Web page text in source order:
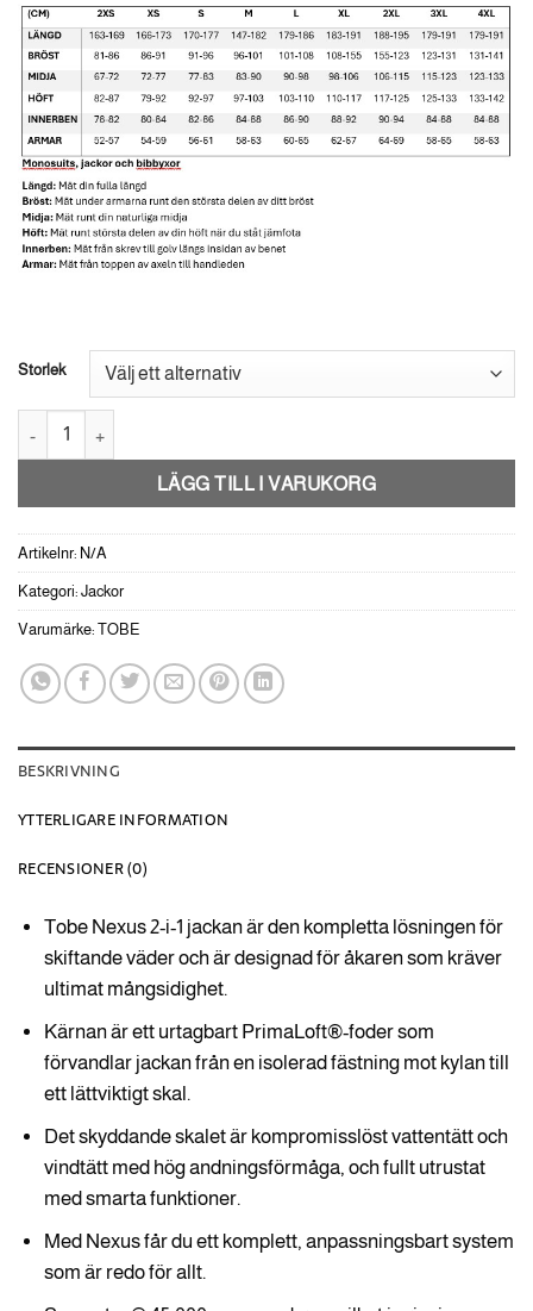
Storlek
Tobe Nexus 2-i-1 Jacka -Jet Black mängd
LÄGG TILL I VARUKORG
Artikelnr: N/A
Kategori: Jackor
Varumärke: TOBE
BESKRIVNING
YTTERLIGARE INFORMATION
RECENSIONER (0)
Tobe Nexus 2-i-1 jackan är den kompletta lösningen för
skiftande väder och är designad för åkaren som kräver
ultimat mångsidighet.
Kärnan är ett urtagbart PrimaLoft®-foder som
förvandlar jackan från en isolerad fästning mot kylan till
ett lättviktigt skal.
Det skyddande skalet är kompromisslöst vattentätt och
vindtätt med hög andningsförmåga, och fullt utrustat
med smarta funktioner.
Med Nexus får du ett komplett, anpassningsbart system
som är redo för allt.